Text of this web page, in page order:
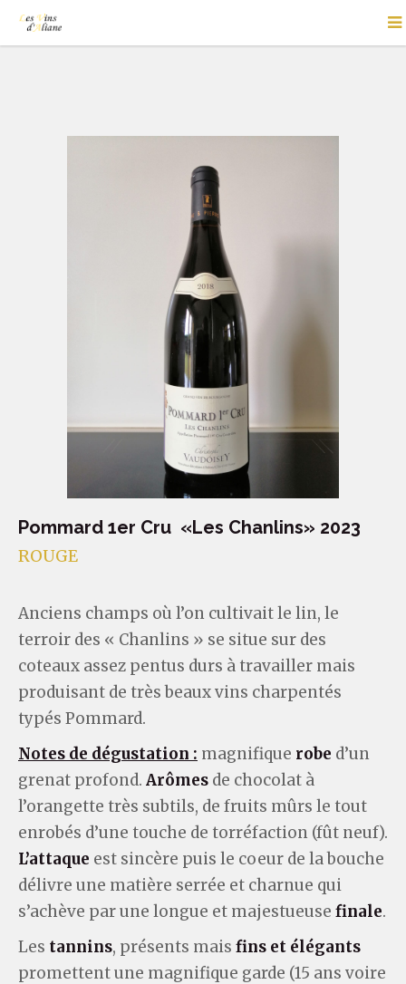
Pommard 1er Cru «Les Chanlins» 2023
ROUGE
Anciens champs où l’on cultivait le lin, le
terroir des « Chanlins » se situe sur des
coteaux assez pentus durs à travailler mais
produisant de très beaux vins charpentés
typés Pommard.
Notes de dégustation : magnifique robe d’un
grenat profond. Arômes de chocolat à
l’orangette très subtils, de fruits mûrs le tout
enrobés d’une touche de torréfaction (fût neuf).
L’attaque est sincère puis le coeur de la bouche
délivre une matière serrée et charnue qui
s’achève par une longue et majestueuse finale.
Les tannins, présents mais fins et élégants
promettent une magnifique garde (15 ans voire